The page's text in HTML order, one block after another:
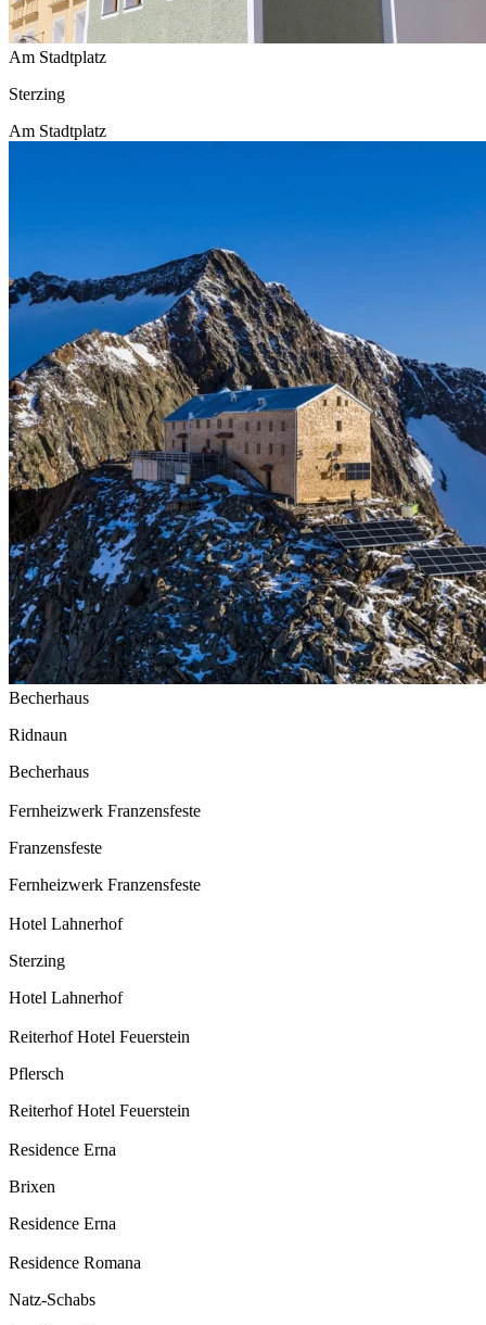
Am Stadtplatz
Sterzing
Am Stadtplatz
Becherhaus
Ridnaun
Becherhaus
Fernheizwerk Franzensfeste
Franzensfeste
Fernheizwerk Franzensfeste
Hotel Lahnerhof
Sterzing
Hotel Lahnerhof
Reiterhof Hotel Feuerstein
Pflersch
Reiterhof Hotel Feuerstein
Residence Erna
Brixen
Residence Erna
Residence Romana
Natz-Schabs